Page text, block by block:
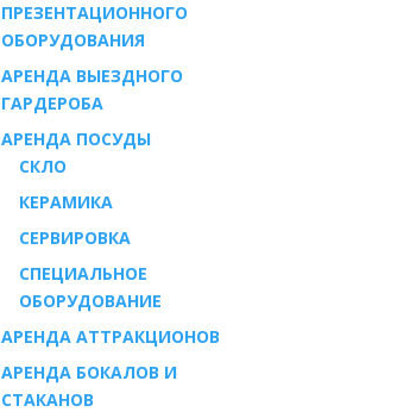
ПРЕЗЕНТАЦИОННОГО
ОБОРУДОВАНИЯ
АРЕНДА ВЫЕЗДНОГО
ГАРДЕРОБА
AРЕНДА ПОСУДЫ
СКЛО
КЕРАМИКА
СЕРВИРОВКА
СПЕЦИАЛЬНОЕ
ОБОРУДОВАНИЕ
АРЕНДА АТТРАКЦИОНОВ
АРЕНДА БОКАЛОВ И
СТАКАНОВ